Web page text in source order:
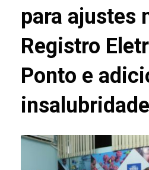
para ajustes
Registro
Ponto e
insalubridade